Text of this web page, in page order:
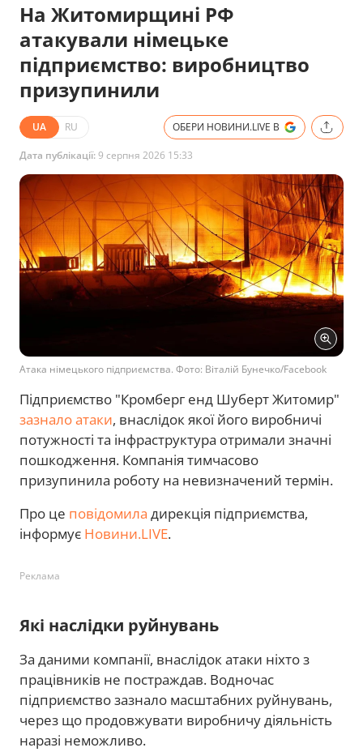
На Житомирщині РФ
атакували німецьке
підприємство: виробництво
призупинили
UA RU ОБЕРИ НОВИНИ.LIVE В
Дата публікації:9 серпня 2026 15:33
Атака німецького підприємства. Фото: Віталій Бунечко/Facebook
Підприємство "Кромберг енд Шуберт Житомир"
зазнало атаки, внаслідок якої його виробничі
потужності та інфраструктура отримали значні
пошкодження. Компанія тимчасово
призупинила роботу на невизначений термін.
Про це повідомила дирекція підприємства,
інформує Новини.LIVE.
Реклама
Які наслідки руйнувань
За даними компанії, внаслідок атаки ніхто з
працівників не постраждав. Водночас
підприємство зазнало масштабних руйнувань,
через що продовжувати виробничу діяльність
наразі неможливо.